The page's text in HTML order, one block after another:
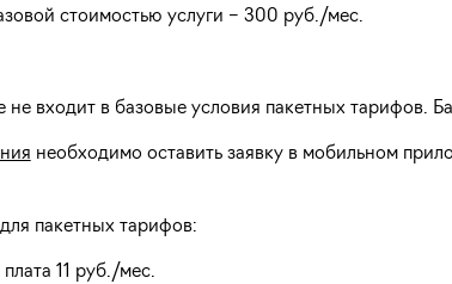
стоимостью услуги – 300 руб./мес.
не входит в базовые условия пакетных тарифов.
необходимо оставить заявку в мобильном
пакетных тарифов:
11 руб./мес.